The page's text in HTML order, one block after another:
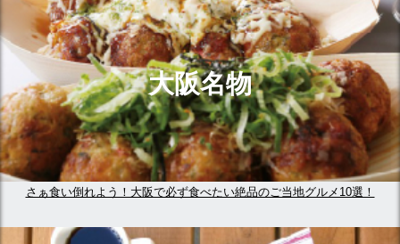
大阪名物
さぁ食い倒れよう！大阪で必ず食べたい絶品のご当地グルメ10選！